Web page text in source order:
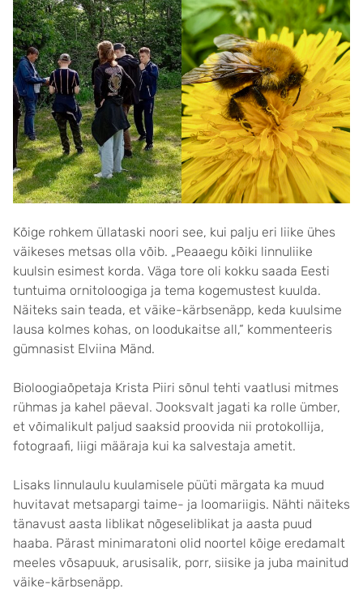
Kõige rohkem üllataski noori see, kui palju eri liike ühes
väikeses metsas olla võib. „Peaaegu kõiki linnuliike
kuulsin esimest korda. Väga tore oli kokku saada Eesti
tuntuima ornitoloogiga ja tema kogemustest kuulda.
Näiteks sain teada, et väike-kärbsenäpp, keda kuulsime
lausa kolmes kohas, on loodukaitse all,“ kommenteeris
gümnasist Elviina Mänd.
Bioloogiaõpetaja Krista Piiri sõnul tehti vaatlusi mitmes
rühmas ja kahel päeval. Jooksvalt jagati ka rolle ümber,
et võimalikult paljud saaksid proovida nii protokollija,
fotograafi, liigi määraja kui ka salvestaja ametit.
Lisaks linnulaulu kuulamisele püüti märgata ka muud
huvitavat metsapargi taime- ja loomariigis. Nähti näiteks
tänavust aasta liblikat nõgeseliblikat ja aasta puud
haaba. Pärast minimaratoni olid noortel kõige eredamalt
meeles võsapuuk, arusisalik, porr, siisike ja juba mainitud
väike-kärbsenäpp.